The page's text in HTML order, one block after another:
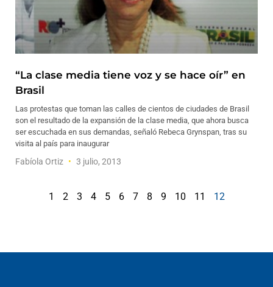
“La clase media tiene voz y se hace oír” en
Brasil
Las protestas que toman las calles de cientos de ciudades de Brasil
son el resultado de la expansión de la clase media, que ahora busca
ser escuchada en sus demandas, señaló Rebeca Grynspan, tras su
visita al país para inaugurar
Fabíola Ortiz 3 julio, 2013
1 2 3 4 5 6 7 8 9 10 11 12